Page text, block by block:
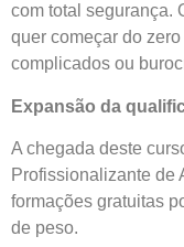
com total segurança.
quer começar do
complicados ou
Expansão da
A chegada deste
Profissionalizante de
formações gratuitas
de peso.